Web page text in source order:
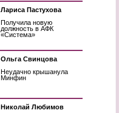
Лариса Пастухова
Получила новую
должность в АФК
«Система»
Ольга Свинцова
Неудачно крышанула
Минфин
Николай Любимов